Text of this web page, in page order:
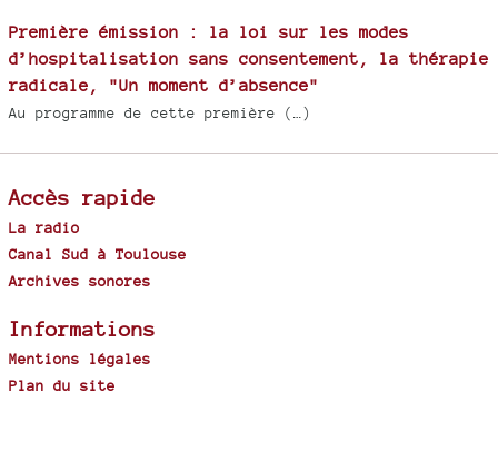
Première émission : la loi sur les modes
d’hospitalisation sans consentement, la thérapie
radicale, "Un moment d’absence"
Au programme de cette première (…)
Accès rapide
La radio
Canal Sud à Toulouse
Archives sonores
Informations
Mentions légales
Plan du site